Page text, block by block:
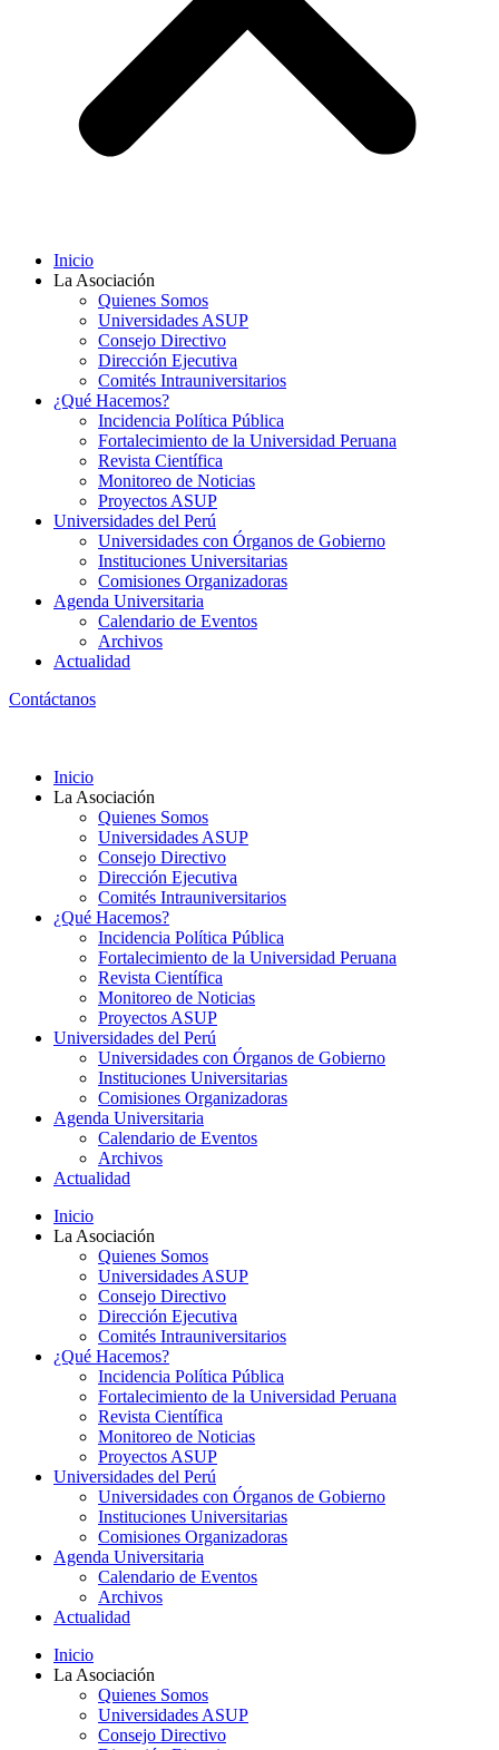
Inicio
La Asociación
Quienes Somos
Universidades ASUP
Consejo Directivo
Dirección Ejecutiva
Comités Intrauniversitarios
¿Qué Hacemos?
Incidencia Política Pública
Fortalecimiento de la Universidad Peruana
Revista Científica
Monitoreo de Noticias
Proyectos ASUP
Universidades del Perú
Universidades con Órganos de Gobierno
Instituciones Universitarias
Comisiones Organizadoras
Agenda Universitaria
Calendario de Eventos
Archivos
Actualidad
Contáctanos
Inicio
La Asociación
Quienes Somos
Universidades ASUP
Consejo Directivo
Dirección Ejecutiva
Comités Intrauniversitarios
¿Qué Hacemos?
Incidencia Política Pública
Fortalecimiento de la Universidad Peruana
Revista Científica
Monitoreo de Noticias
Proyectos ASUP
Universidades del Perú
Universidades con Órganos de Gobierno
Instituciones Universitarias
Comisiones Organizadoras
Agenda Universitaria
Calendario de Eventos
Archivos
Actualidad
Inicio
La Asociación
Quienes Somos
Universidades ASUP
Consejo Directivo
Dirección Ejecutiva
Comités Intrauniversitarios
¿Qué Hacemos?
Incidencia Política Pública
Fortalecimiento de la Universidad Peruana
Revista Científica
Monitoreo de Noticias
Proyectos ASUP
Universidades del Perú
Universidades con Órganos de Gobierno
Instituciones Universitarias
Comisiones Organizadoras
Agenda Universitaria
Calendario de Eventos
Archivos
Actualidad
Inicio
La Asociación
Quienes Somos
Universidades ASUP
Consejo Directivo